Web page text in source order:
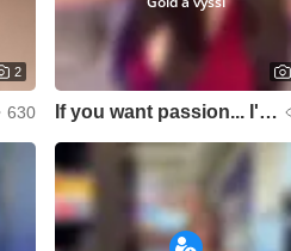
2
630 If you want passion... I'm your best option😈